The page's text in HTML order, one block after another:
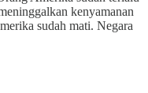
kenyamanan
sudah mati. Negara